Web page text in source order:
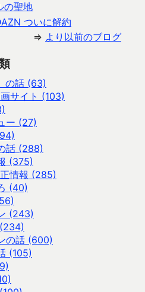
の聖地
ついに解約
⇒ より以前のブログ
の話 (63)
サイト (103)
ー (27)
話 (288)
(375)
情報 (285)
(40)
(243)
の話 (600)
(105)